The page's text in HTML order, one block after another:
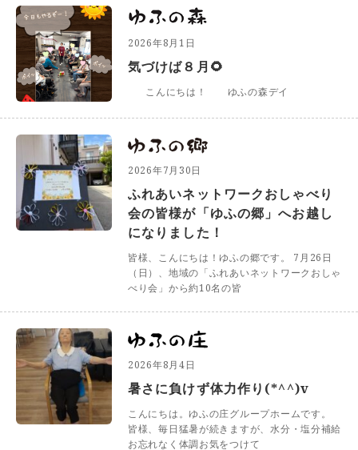
2026年8月1日
気づけば８月🌻
こんにちは！ ゆふの森デイ
2026年7月30日
ふれあいネットワークおしゃべり
会の皆様が「ゆふの郷」へお越し
になりました！
皆様、こんにちは！ゆふの郷です。 7月26日
（日）、地域の「ふれあいネットワークおしゃ
べり会」から約10名の皆
2026年8月4日
暑さに負けず体力作り(*^^)v
こんにちは。ゆふの庄グループホームです。
皆様、毎日猛暑が続きますが、水分・塩分補給
お忘れなく体調お気をつけて